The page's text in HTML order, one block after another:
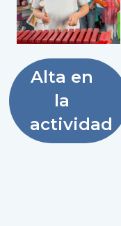
Alta en
la
actividad